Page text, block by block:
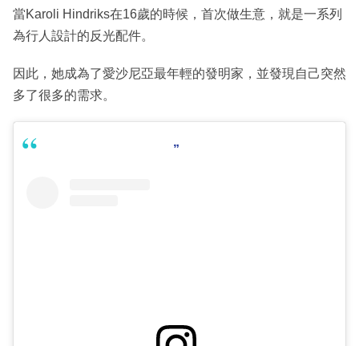
當Karoli Hindriks在16歲的時候，首次做生意，就是一系列
為行人設計的反光配件。
因此，她成為了愛沙尼亞最年輕的發明家，並發現自己突然
多了很多的需求。